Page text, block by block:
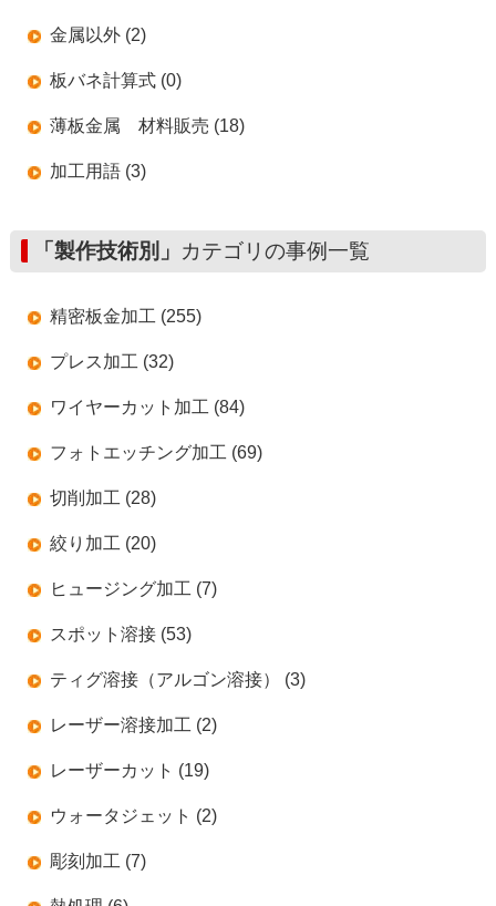
金属以外 (2)
板バネ計算式 (0)
薄板金属 材料販売 (18)
加工用語 (3)
「製作技術別」 カテゴリの事例一覧
精密板金加工 (255)
プレス加工 (32)
ワイヤーカット加工 (84)
フォトエッチング加工 (69)
切削加工 (28)
絞り加工 (20)
ヒュージング加工 (7)
スポット溶接 (53)
ティグ溶接（アルゴン溶接） (3)
レーザー溶接加工 (2)
レーザーカット (19)
ウォータジェット (2)
彫刻加工 (7)